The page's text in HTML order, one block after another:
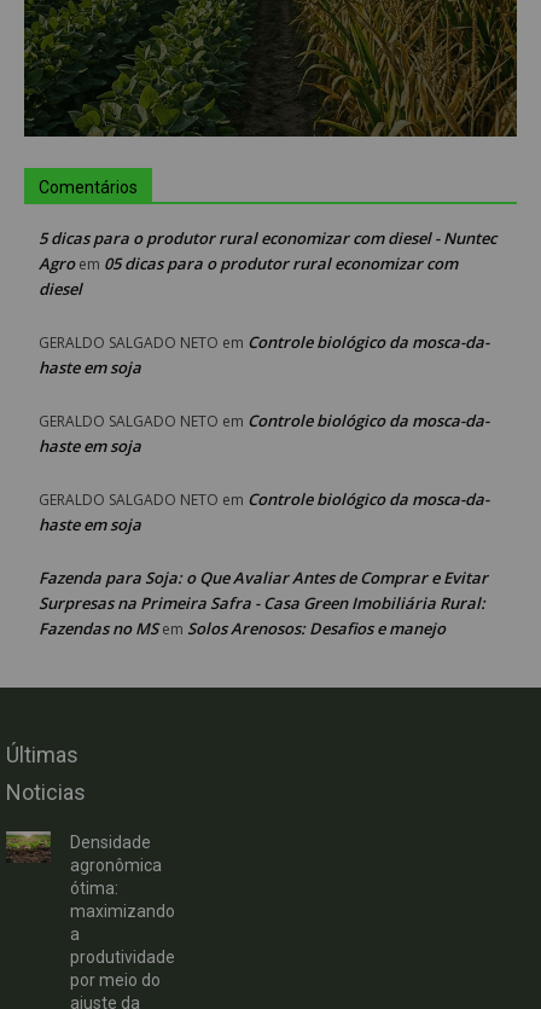
Comentários
5 dicas para o produtor rural economizar com diesel - Nuntec
Agroem 05 dicas para o produtor rural economizar com
diesel
GERALDO SALGADO NETO em Controle biológico da mosca-da-
haste em soja
GERALDO SALGADO NETO em Controle biológico da mosca-da-
haste em soja
GERALDO SALGADO NETO em Controle biológico da mosca-da-
haste em soja
Fazenda para Soja: o Que Avaliar Antes de Comprar e Evitar
Surpresas na Primeira Safra - Casa Green Imobiliária Rural:
Fazendas no MSem Solos Arenosos: Desafios e manejo
Últimas
Noticias
Densidade
agronômica
ótima:
maximizando
a
produtividade
por meio do
ajuste da